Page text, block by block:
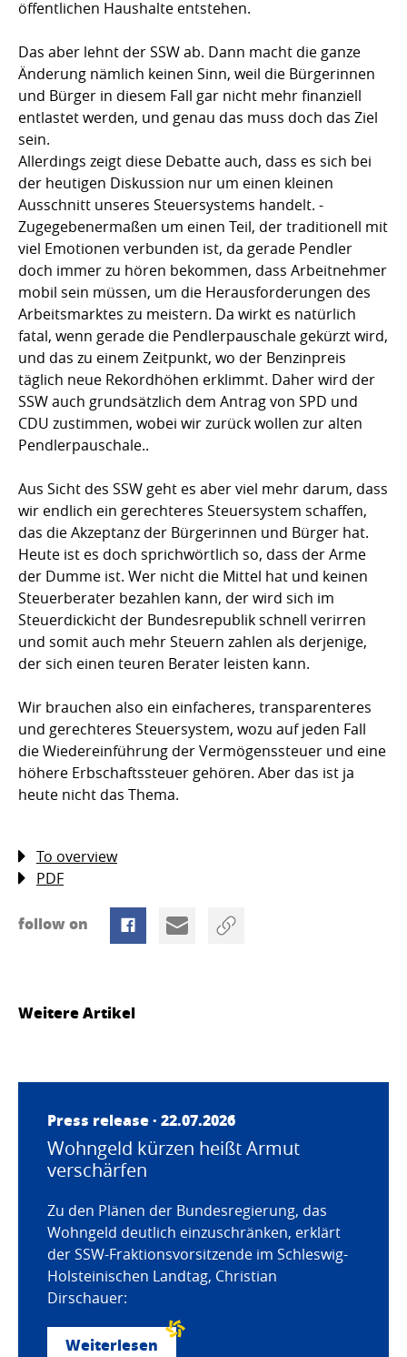
öffentlichen Haushalte entstehen.
Das aber lehnt der SSW ab. Dann macht die ganze
Änderung nämlich keinen Sinn, weil die Bürgerinnen
und Bürger in diesem Fall gar nicht mehr finanziell
entlastet werden, und genau das muss doch das Ziel
sein.
Allerdings zeigt diese Debatte auch, dass es sich bei
der heutigen Diskussion nur um einen kleinen
Ausschnitt unseres Steuersystems handelt. -
Zugegebenermaßen um einen Teil, der traditionell mit
viel Emotionen verbunden ist, da gerade Pendler
doch immer zu hören bekommen, dass Arbeitnehmer
mobil sein müssen, um die Herausforderungen des
Arbeitsmarktes zu meistern. Da wirkt es natürlich
fatal, wenn gerade die Pendlerpauschale gekürzt wird,
und das zu einem Zeitpunkt, wo der Benzinpreis
täglich neue Rekordhöhen erklimmt. Daher wird der
SSW auch grundsätzlich dem Antrag von SPD und
CDU zustimmen, wobei wir zurück wollen zur alten
Pendlerpauschale..
Aus Sicht des SSW geht es aber viel mehr darum, dass
wir endlich ein gerechteres Steuersystem schaffen,
das die Akzeptanz der Bürgerinnen und Bürger hat.
Heute ist es doch sprichwörtlich so, dass der Arme
der Dumme ist. Wer nicht die Mittel hat und keinen
Steuerberater bezahlen kann, der wird sich im
Steuerdickicht der Bundesrepublik schnell verirren
und somit auch mehr Steuern zahlen als derjenige,
der sich einen teuren Berater leisten kann.
Wir brauchen also ein einfacheres, transparenteres
und gerechteres Steuersystem, wozu auf jeden Fall
die Wiedereinführung der Vermögenssteuer und eine
höhere Erbschaftssteuer gehören. Aber das ist ja
heute nicht das Thema.
To overview
PDF
follow on
Weitere Artikel
Press release · 22.07.2026
Wohngeld kürzen heißt Armut
verschärfen
Zu den Plänen der Bundesregierung, das
Wohngeld deutlich einzuschränken, erklärt
der SSW-Fraktionsvorsitzende im Schleswig-
Holsteinischen Landtag, Christian
Dirschauer:
Weiterlesen